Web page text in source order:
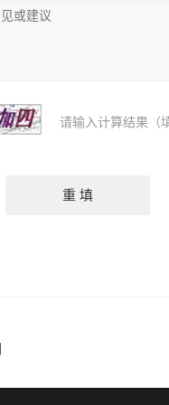
请输入计算结果（